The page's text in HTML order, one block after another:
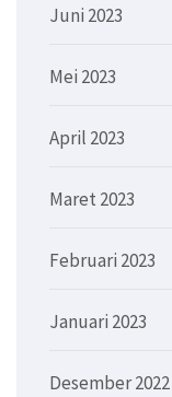
Juni 2023
Mei 2023
April 2023
Maret 2023
Februari 2023
Januari 2023
Desember 2022